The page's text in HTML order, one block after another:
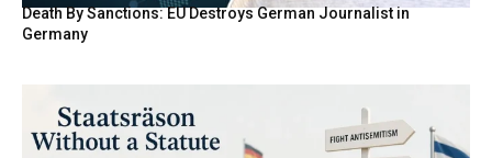
Death By Sanctions: EU Destroys German Journalist in
Germany